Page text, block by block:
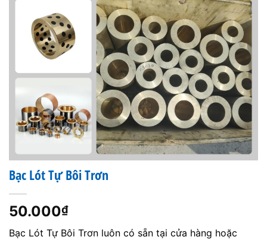
Bạc Lót Tự Bôi Trơn
50.000₫
Bạc Lót Tự Bôi Trơn luôn có sẵn tại cửa hàng hoặc